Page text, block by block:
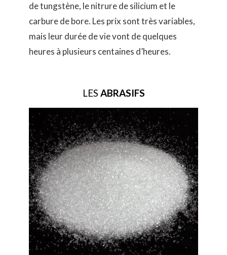
de tungstène, le nitrure de silicium et le
carbure de bore. Les prix sont très variables,
mais leur durée de vie vont de quelques
heures à plusieurs centaines d’heures.
LES ABRASIFS